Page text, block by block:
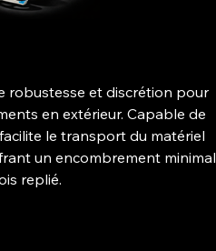
robustesse et discrétion pour
en extérieur. Capable de
le transport du matériel
un encombrement minimal
replié.